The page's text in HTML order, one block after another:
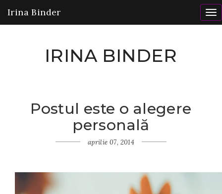
Irina Binder
IRINA BINDER
alegere
Postul este o alegere
personală
aprilie 07, 2014